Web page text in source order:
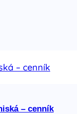
– cenník